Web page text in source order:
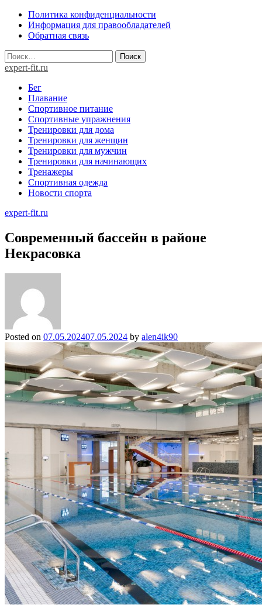
Skip
content
Политика конфиденциальности
Информация для правообладателей
Обратная связь
Найти:
expert-fit.ru
Бег
Плавание
Спортивное питание
Спортивные упражнения
Тренировки для дома
Тренировки для женщин
Тренировки для мужчин
Тренировки для начинающих
Тренажеры
Спортивная одежда
Новости спорта
expert-fit.ru
Современный бассейн в районе
Некрасовка
Posted on 07.05.202407.05.2024 by alen4ik90